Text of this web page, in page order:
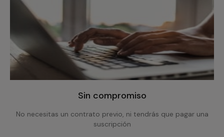
Sin compromiso
No necesitas un contrato previo, ni tendrás que pagar una
suscripción